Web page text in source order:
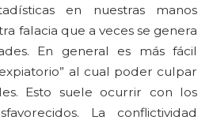
en nuestras manos
falacia que a veces se genera
En general es más fácil
al cual poder culpar
Esto suele ocurrir con los
La conflictividad